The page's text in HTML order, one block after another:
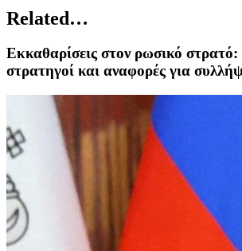
Related…
Εκκαθαρίσεις στον ρωσικό στρατό:
στρατηγοί και αναφορές για